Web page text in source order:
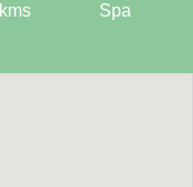
kms
Spa